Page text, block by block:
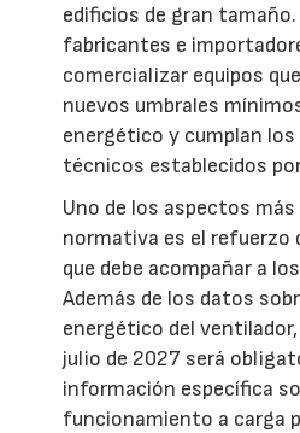
edificios de gran
fabricantes e
comercializar equipos
nuevos umbrales
energético y cumplan
técnicos establecidos
Uno de los aspectos
normativa es el refuerzo
que debe acompañar a
Además de los datos
energético del
julio de 2027 será
información específica
funcionamiento a carga